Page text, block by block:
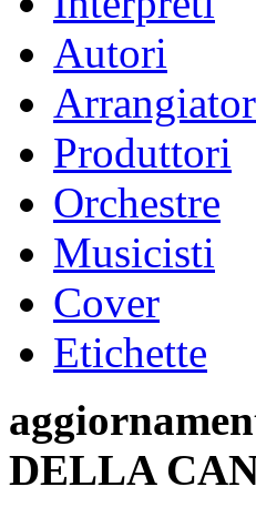
Autori
Produttori
Orchestre
Musicisti
Cover
Etichette
DELLA